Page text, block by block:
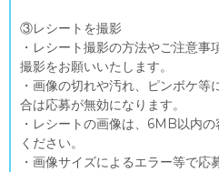
③レシートを撮影
・レシート撮影の方法やご注意
撮影をお願いいたします。
・画像の切れや汚れ、ピンボケ
合は応募が無効になります。
・レシートの画像は、6MB以内
ください。
・画像サイズによるエラー等で応